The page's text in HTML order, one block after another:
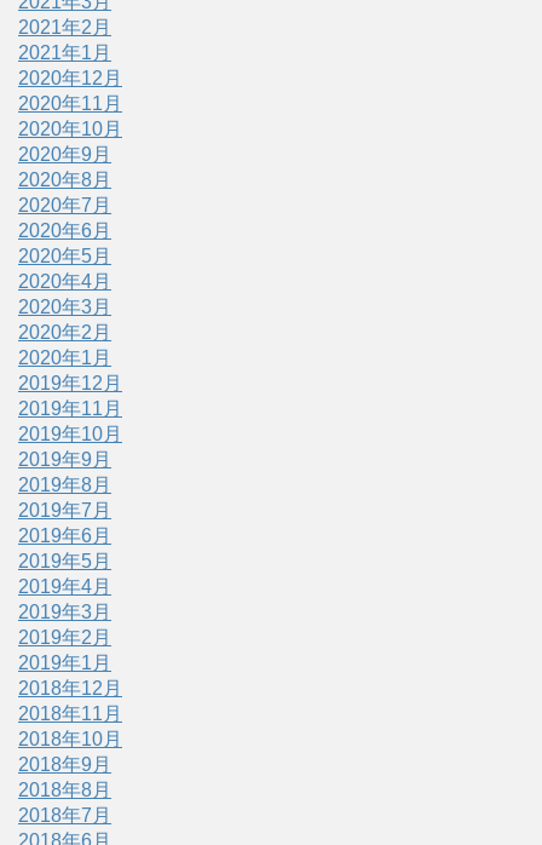
2021年2月
2021年1月
2020年12月
2020年11月
2020年10月
2020年9月
2020年8月
2020年7月
2020年6月
2020年5月
2020年4月
2020年3月
2020年2月
2020年1月
2019年12月
2019年11月
2019年10月
2019年9月
2019年8月
2019年7月
2019年6月
2019年5月
2019年4月
2019年3月
2019年2月
2019年1月
2018年12月
2018年11月
2018年10月
2018年9月
2018年8月
2018年7月